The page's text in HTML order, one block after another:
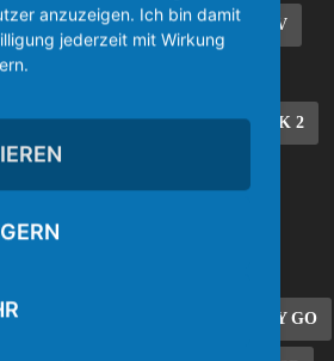
EUROSPORT PLAYER FIRE TV
FIRE TV 2
FIRE TV STICK FIRE TV STICK 2
LIVE-STREAM
SIDELOAD/SIDELOADING SKY GO
anzuzeigen. Ich bin damit
jederzeit mit Wirkung